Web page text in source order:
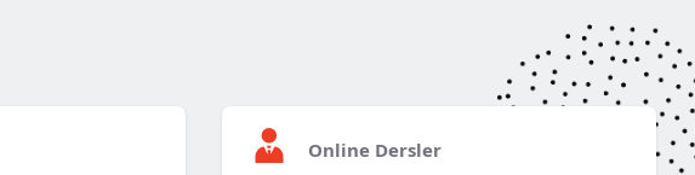
Online Dersler